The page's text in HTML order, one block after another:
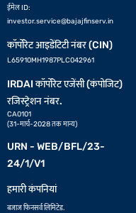
ईमेल ID:
investor.service@bajajfinserv.in
कॉर्पोरेट आइडेंटिटी नंबर (CIN)
L65910MH1987PLC042961
IRDAI कॉर्पोरेट एजेंसी (कंपोजिट)
रजिस्ट्रेशन नंबर.
CA0101
(31-मार्च-2028 तक मान्य)
URN - WEB/BFL/23-
24/1/V1
हमारी कंपनियां
बजाज फिनसर्व लिमिटेड.